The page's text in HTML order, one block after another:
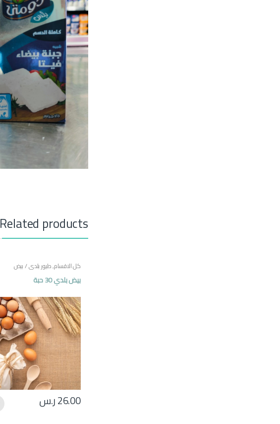
Related products
كل الاقسام,طيور بلدي / بيض
بيض بلدي 30 حبة
26.00ر.س